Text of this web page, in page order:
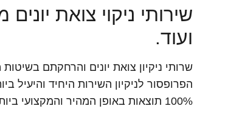
שירותי ניקוי צואת
ועוד.
שרותי ניקיון צואת יונים והרחקתם
100% תוצאות באופן המהיר והמקצועי ביותר בכל אזורי הארץ.